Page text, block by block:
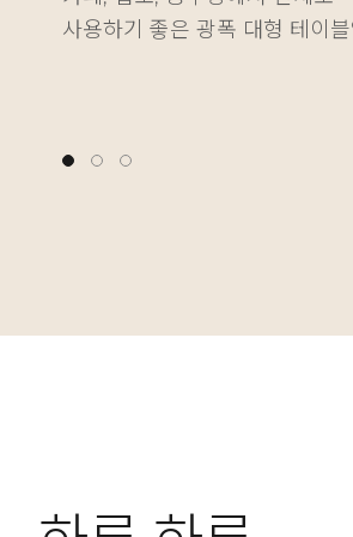
사용하기 좋은 광폭 대형 테이
다양한 물건을 깔끔하게 정리하
나에게 딱 맞는 높이를 자유롭게
사용하기 좋은 광폭 대형 테이